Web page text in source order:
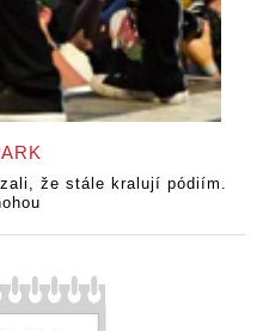
že stále kralují pódiím.